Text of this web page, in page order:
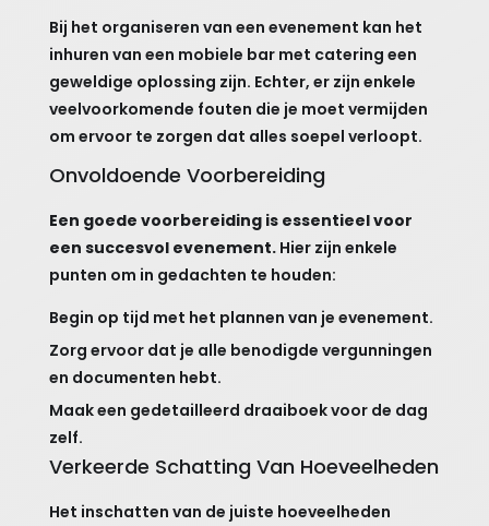
Bij het organiseren van een evenement kan het
inhuren van een mobiele bar met catering een
geweldige oplossing zijn. Echter, er zijn enkele
veelvoorkomende fouten die je moet vermijden
om ervoor te zorgen dat alles soepel verloopt.
Onvoldoende Voorbereiding
Een goede voorbereiding is essentieel voor
een succesvol evenement.Hier zijn enkele
punten om in gedachten te houden:
Begin op tijd met het plannen van je evenement.
Zorg ervoor dat je alle benodigde vergunningen
en documenten hebt.
Maak een gedetailleerd draaiboek voor de dag
zelf.
Verkeerde Schatting Van Hoeveelheden
Het inschatten van de juiste hoeveelheden